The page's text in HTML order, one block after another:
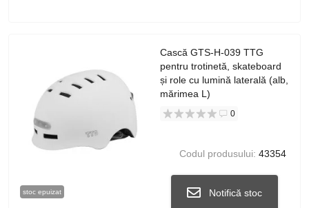
stoc epuizat
Cască GTS-H-039 TTG
pentru trotinetă, skateboard
și role cu lumină laterală (alb,
mărimea L)
0
Codul produsului: 43354
Notifică stoc